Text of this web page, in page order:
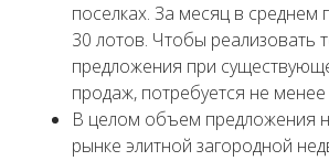
поселках. За месяц в среднем
30 лотов. Чтобы реализовать
предложения при
продаж, потребуется не менее
В целом объем предложения
рынке элитной загородной